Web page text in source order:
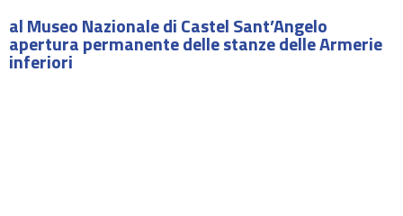
al Museo Nazionale di Castel Sant’Angelo
apertura permanente delle stanze delle Armerie
inferiori